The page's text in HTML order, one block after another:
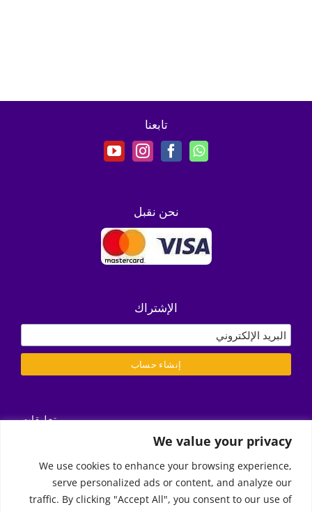
We value your privacy
We use cookies to enhance your browsing experience,
serve personalized ads or content, and analyze our
traffic. By clicking "Accept All", you consent to our use of
تابعنا
نحن نقبل
الإشتراك
تعليقات
Call Us